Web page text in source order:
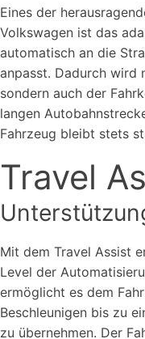
Eines der
Volkswagen ist das
automatisch an die
anpasst. Dadurch wird
sondern auch der
langen
Fahrzeug bleibt stets
Travel
Mit dem Travel Assist
Level der
ermöglicht es dem
Beschleunigen bis zu
zu übernehmen. Der